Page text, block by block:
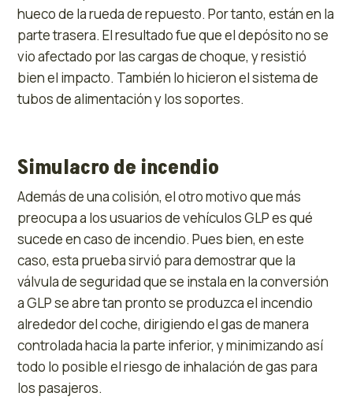
hueco de la rueda de repuesto. Por tanto, están en la
parte trasera. El resultado fue que el depósito no se
vio afectado por las cargas de choque, y resistió
bien el impacto. También lo hicieron el sistema de
tubos de alimentación y los soportes.
Simulacro de incendio
Además de una colisión, el otro motivo que más
preocupa a los usuarios de vehículos GLP es qué
sucede en caso de incendio. Pues bien, en este
caso, esta prueba sirvió para demostrar que la
válvula de seguridad que se instala en la conversión
a GLP se abre tan pronto se produzca el incendio
alrededor del coche, dirigiendo el gas de manera
controlada hacia la parte inferior, y minimizando así
todo lo posible el riesgo de inhalación de gas para
los pasajeros.